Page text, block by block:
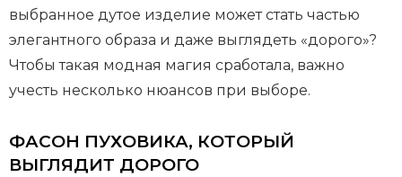
выбранное дутое изделие может стать частью
элегантного образа и даже выглядеть «дорого»?
Чтобы такая модная магия сработала, важно
учесть несколько нюансов при выборе.
ФАСОН ПУХОВИКА, КОТОРЫЙ
ВЫГЛЯДИТ ДОРОГО